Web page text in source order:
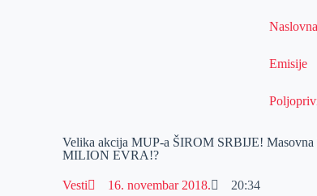
Naslovna
Emisije
Velika akcija MUP-a ŠIROM SRBIJE! Masovna
MILION EVRA!?
Vesti 16. novembar 2018. 20:34